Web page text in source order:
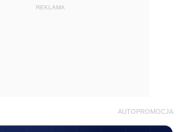
REKLAMA
AUTOPROMOCJA